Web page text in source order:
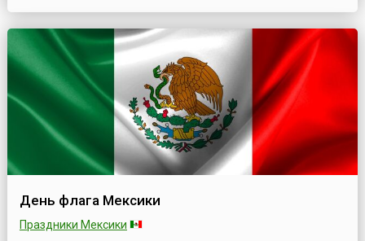
республики.Эстония пол...
День флага Мексики
Праздники Мексики